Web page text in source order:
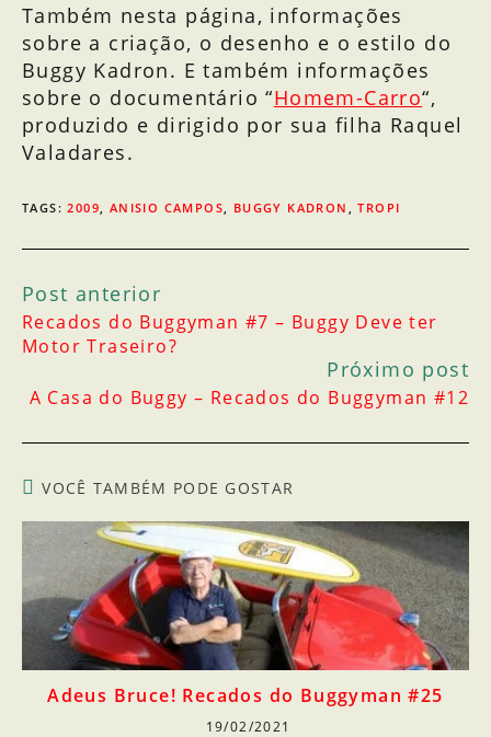
Também nesta página, informações
sobre a criação, o desenho e o estilo do
Buggy Kadron. E também informações
sobre o documentário “Homem-Carro“,
produzido e dirigido por sua filha Raquel
Valadares.
TAGS:2009 ANISIO CAMPOS BUGGY KADRON TROPI
Post anterior
Recados do Buggyman #7 – Buggy Deve ter
Motor Traseiro?
Próximo post
A Casa do Buggy – Recados do Buggyman #12
VOCÊ TAMBÉM PODE GOSTAR
Adeus Bruce! Recados do Buggyman #25
19/02/2021